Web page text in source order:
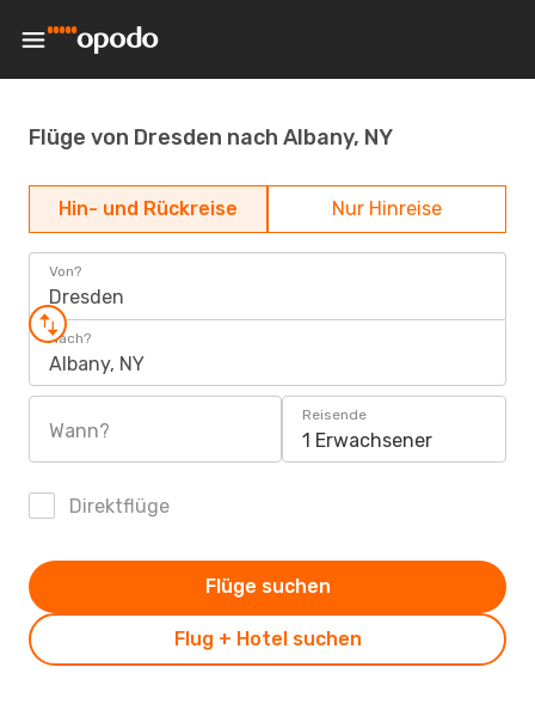
Flüge von Dresden nach Albany, NY
Hin- und Rückreise Nur Hinreise
Von?
Dresden
Nach?
Albany, NY
Wann?
Reisende
1 Erwachsener
Direktflüge
Flug + Hotel suchen
Flüge suchen